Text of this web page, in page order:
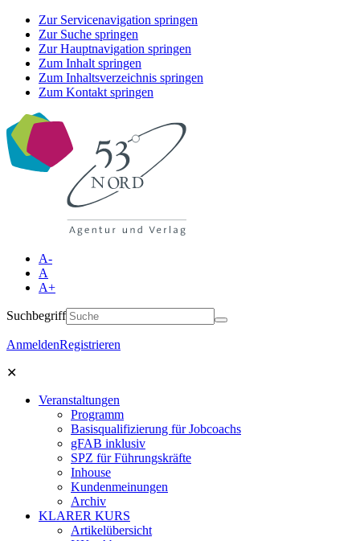
Zur Servicenavigation springen
Zur Suche springen
Zur Hauptnavigation springen
Zum Inhalt springen
Zum Inhaltsverzeichnis springen
Zum Kontakt springen
A-
A
A+
Suchbegriff
AnmeldenRegistrieren
✕
Veranstaltungen
Programm
Basisqualifizierung für Jobcoachs
gFAB inklusiv
SPZ für Führungskräfte
Inhouse
Kundenmeinungen
Archiv
KLARER KURS
Artikelübersicht